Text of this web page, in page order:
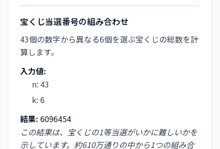
宝くじ当選番号の組み合わせ
43個の数字から異なる6個を選ぶ宝くじの総数を計
算します。
入力値:
n: 43
k: 6
結果: 6096454
この結果は、宝くじの1等当選がいかに難しいかを
示しています。約610万通りの中から1つの組み合